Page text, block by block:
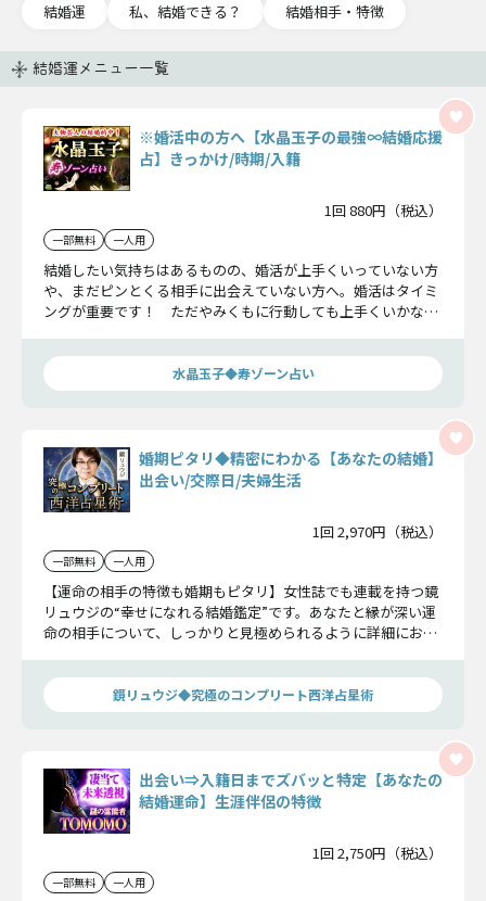
結婚運 私、結婚できる？ 結婚相手・特徴
結婚運メニュー一覧
※婚活中の方へ【水晶玉子の最強∞結婚応援
占】きっかけ/時期/入籍
1回 880円（税込）
一部無料 一人用
結婚したい気持ちはあるものの、婚活が上手くいっていない方
や、まだピンとくる相手に出会えていない方へ。婚活はタイミ
ングが重要です！ ただやみくもに行動しても上手くいかない
を水晶玉子が伝授いたします。
水晶玉子◆寿ゾーン占い
婚期ピタリ◆精密にわかる【あなたの結婚】
出会い/交際日/夫婦生活
1回 2,970円（税込）
一部無料 一人用
【運命の相手の特徴も婚期もピタリ】女性誌でも連載を持つ鏡
リュウジの“幸せになれる結婚鑑定”です。あなたと縁が深い運
命の相手について、しっかりと見極められるように詳細にお伝
鏡リュウジ◆究極のコンプリート西洋占星術
出会い⇒入籍日までズバッと特定【あなたの
結婚運命】生涯伴侶の特徴
1回 2,750円（税込）
一部無料 一人用